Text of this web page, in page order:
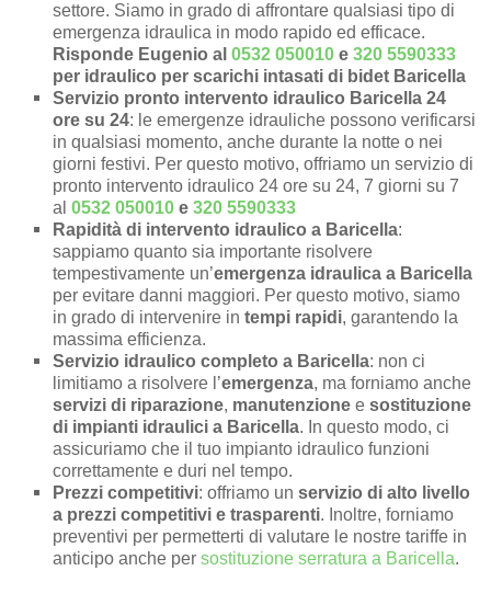
settore. Siamo in grado di affrontare qualsiasi tipo di
emergenza idraulica in modo rapido ed efficace.
Risponde Eugenio al0532 050010 e320 5590333
per idraulico per scarichi intasati di bidet Baricella
Servizio pronto intervento idraulico Baricella 24
ore su 24: le emergenze idrauliche possono verificarsi
in qualsiasi momento, anche durante la notte o nei
giorni festivi. Per questo motivo, offriamo un servizio di
pronto intervento idraulico 24 ore su 24, 7 giorni su 7
al0532 050010 e320 5590333
Rapidità di intervento idraulico a Baricella:
sappiamo quanto sia importante risolvere
tempestivamente un’emergenza idraulica a Baricella
per evitare danni maggiori. Per questo motivo, siamo
in grado di intervenire intempi rapidi, garantendo la
massima efficienza.
Servizio idraulico completo a Baricella: non ci
limitiamo a risolvere l’emergenza, ma forniamo anche
servizi di riparazione, manutenzione esostituzione
di impianti idraulici a Baricella. In questo modo, ci
assicuriamo che il tuo impianto idraulico funzioni
correttamente e duri nel tempo.
Prezzi competitivi: offriamo unservizio di alto livello
a prezzi competitivi e trasparenti. Inoltre, forniamo
preventivi per permetterti di valutare le nostre tariffe in
anticipo anche persostituzione serratura a Baricella.